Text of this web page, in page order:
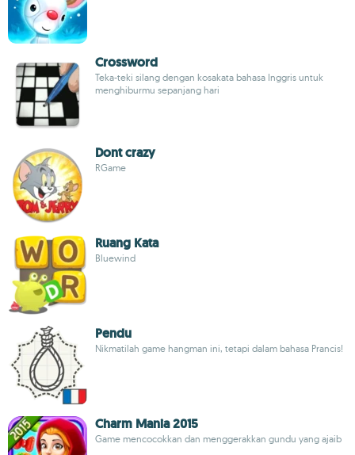
Crossword
Teka-teki silang dengan kosakata bahasa Inggris untuk
menghiburmu sepanjang hari
Dont crazy
RGame
Ruang Kata
Bluewind
Pendu
Nikmatilah game hangman ini, tetapi dalam bahasa Prancis!
Charm Mania 2015
Game mencocokkan dan menggerakkan gundu yang ajaib